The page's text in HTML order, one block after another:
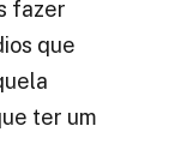
fazer
que
ter um